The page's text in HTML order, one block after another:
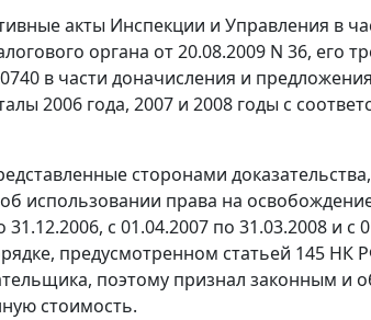
акты Инспекции и Управления в
органа от 20.08.2009 N 36, его
в части доначисления и
2006 года, 2007 и 2008 годы с
сторонами
использовании права на
с 01.04.2007 по 31.03.2008 и с
предусмотренном статьей 145 НК
поэтому признал законным
стоимость.